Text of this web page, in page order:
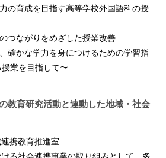
の育成を目指す高等学校外国語科の授
つながりをめざした授業改善
確かな学力を身につけるための学習指
業を目指して〜
教育研究活動と連動した地域・社会
携教育推進室